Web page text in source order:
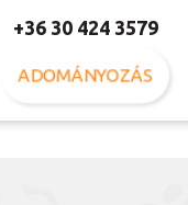
+36 30 424 3579
ADOMÁNYOZÁS